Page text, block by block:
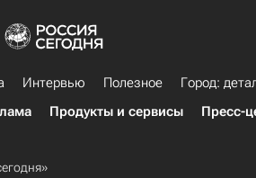
Интервью Полезное
Город:
Продукты и сервисы Пресс-